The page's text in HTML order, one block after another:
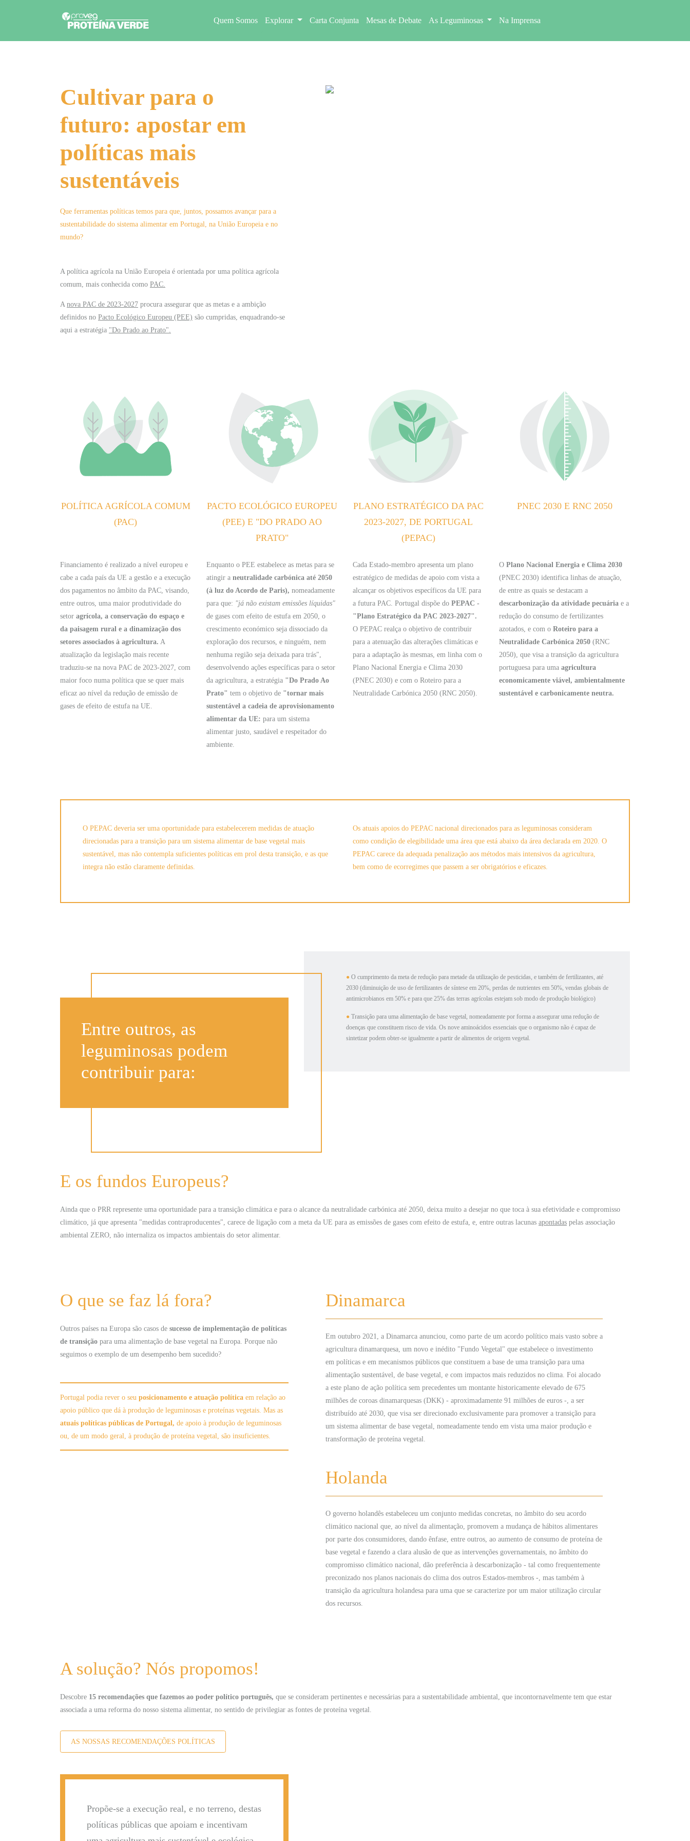
Quem Somos Explorar
Plano Nacional pela Proteína Vegetal
Manual para Produção de Leguminosas
Carta Conjunta Mesas de Debate As Leguminosas
Produtores de leguminosas
Na Imprensa
Cultivar para o
futuro: apostar em
políticas mais
sustentáveis
Que ferramentas políticas temos para que, juntos, possamos avançar para a
sustentabilidade do sistema alimentar em Portugal, na União Europeia e no
mundo?
A política agrícola na União Europeia é orientada por uma política agrícola
comum, mais conhecida como PAC.
A nova PAC de 2023-2027 procura assegurar que as metas e a ambição
definidos no Pacto Ecológico Europeu (PEE) são cumpridas, enquadrando-se
aqui a estratégia "Do Prado ao Prato".
POLÍTICA AGRÍCOLA COMUM
(PAC)
Financiamento é realizado a nível europeu e
cabe a cada país da UE a gestão e a execução
dos pagamentos no âmbito da PAC, visando,
entre outros, uma maior produtividade do
setor agrícola, a conservação do espaço e
da paisagem rural e a dinamização dos
setores associados à agricultura. A
atualização da legislação mais recente
traduziu-se na nova PAC de 2023-2027, com
maior foco numa política que se quer mais
eficaz ao nível da redução de emissão de
gases de efeito de estufa na UE.
PACTO ECOLÓGICO EUROPEU
(PEE) E "DO PRADO AO
PRATO"
Enquanto o PEE estabelece as metas para se
atingir a neutralidade carbónica até 2050
(à luz do Acordo de Paris), nomeadamente
para que: "já não existam emissões líquidas"
de gases com efeito de estufa em 2050, o
crescimento económico seja dissociado da
exploração dos recursos, e ninguém, nem
nenhuma região seja deixada para trás",
desenvolvendo ações específicas para o setor
da agricultura, a estratégia "Do Prado Ao
Prato" tem o objetivo de "tornar mais
sustentável a cadeia de aprovisionamento
alimentar da UE: para um sistema
alimentar justo, saudável e respeitador do
ambiente.
PLANO ESTRATÉGICO DA PAC
2023-2027, DE PORTUGAL
(PEPAC)
Cada Estado-membro apresenta um plano
estratégico de medidas de apoio com vista a
alcançar os objetivos específicos da UE para
a futura PAC. Portugal dispõe do PEPAC -
"Plano Estratégico da PAC 2023-2027".
O PEPAC realça o objetivo de contribuir
para a atenuação das alterações climáticas e
para a adaptação às mesmas, em linha com o
Plano Nacional Energia e Clima 2030
(PNEC 2030) e com o Roteiro para a
Neutralidade Carbónica 2050 (RNC 2050).
PNEC 2030 E RNC 2050
O Plano Nacional Energia e Clima 2030
(PNEC 2030) identifica linhas de atuação,
de entre as quais se destacam a
descarbonização da atividade pecuária e a
redução do consumo de fertilizantes
azotados, e com o Roteiro para a
Neutralidade Carbónica 2050 (RNC
2050), que visa a transição da agricultura
portuguesa para uma agricultura
economicamente viável, ambientalmente
sustentável e carbonicamente neutra.
O PEPAC deveria ser uma oportunidade para estabelecerem medidas de atuação
direcionadas para a transição para um sistema alimentar de base vegetal mais
sustentável, mas não contempla suficientes políticas em prol desta transição, e as que
integra não estão claramente definidas.
Os atuais apoios do PEPAC nacional direcionados para as leguminosas consideram
como condição de elegibilidade uma área que está abaixo da área declarada em 2020. O
PEPAC carece da adequada penalização aos métodos mais intensivos da agricultura,
bem como de ecorregimes que passem a ser obrigatórios e eficazes.
Entre outros, as
leguminosas podem
contribuir para:
● O cumprimento da meta de redução para metade da utilização de pesticidas, e também de fertilizantes, até
2030 (diminuição de uso de fertilizantes de síntese em 20%, perdas de nutrientes em 50%, vendas globais de
antimicrobianos em 50% e para que 25% das terras agrícolas estejam sob modo de produção biológico)
● Transição para uma alimentação de base vegetal, nomeadamente por forma a assegurar uma redução de
doenças que constituem risco de vida. Os nove aminoácidos essenciais que o organismo não é capaz de
sintetizar podem obter-se igualmente a partir de alimentos de origem vegetal.
E os fundos Europeus?
Ainda que o PRR represente uma oportunidade para a transição climática e para o alcance da neutralidade carbónica até 2050, deixa muito a desejar no que toca à sua efetividade e compromisso
climático, já que apresenta "medidas contraproducentes", carece de ligação com a meta da UE para as emissões de gases com efeito de estufa, e, entre outras lacunas apontadas pelas associação
ambiental ZERO, não internaliza os impactos ambientais do setor alimentar.
O que se faz lá fora?
Outros países na Europa são casos de sucesso de implementação de políticas
de transição para uma alimentação de base vegetal na Europa. Porque não
seguimos o exemplo de um desempenho bem sucedido?
Portugal podia rever o seu posicionamento e atuação política em relação ao
apoio público que dá à produção de leguminosas e proteínas vegetais. Mas as
atuais políticas públicas de Portugal, de apoio à produção de leguminosas
ou, de um modo geral, à produção de proteína vegetal, são insuficientes.
Dinamarca
Em outubro 2021, a Dinamarca anunciou, como parte de um acordo político mais vasto sobre a
agricultura dinamarquesa, um novo e inédito "Fundo Vegetal" que estabelece o investimento
em políticas e em mecanismos públicos que constituem a base de uma transição para uma
alimentação sustentável, de base vegetal, e com impactos mais reduzidos no clima. Foi alocado
a este plano de ação política sem precedentes um montante historicamente elevado de 675
milhões de coroas dinamarquesas (DKK) - aproximadamente 91 milhões de euros -, a ser
distribuído até 2030, que visa ser direcionado exclusivamente para promover a transição para
um sistema alimentar de base vegetal, nomeadamente tendo em vista uma maior produção e
transformação de proteína vegetal.
Holanda
O governo holandês estabeleceu um conjunto medidas concretas, no âmbito do seu acordo
climático nacional que, ao nível da alimentação, promovem a mudança de hábitos alimentares
por parte dos consumidores, dando ênfase, entre outros, ao aumento de consumo de proteína de
base vegetal e fazendo a clara alusão de que as intervenções governamentais, no âmbito do
compromisso climático nacional, dão preferência à descarbonização - tal como frequentemente
preconizado nos planos nacionais do clima dos outros Estados-membros -, mas também à
transição da agricultura holandesa para uma que se caracterize por um maior utilização circular
dos recursos.
A solução? Nós propomos!
Descobre 15 recomendações que fazemos ao poder político português, que se consideram pertinentes e necessárias para a sustentabilidade ambiental, que incontornavelmente tem que estar
associada a uma reforma do nosso sistema alimentar, no sentido de privilegiar as fontes de proteína vegetal.
AS NOSSAS RECOMENDAÇÕES POLÍTICAS
Propõe-se a execução real, e no terreno, destas
políticas públicas que apoiam e incentivam